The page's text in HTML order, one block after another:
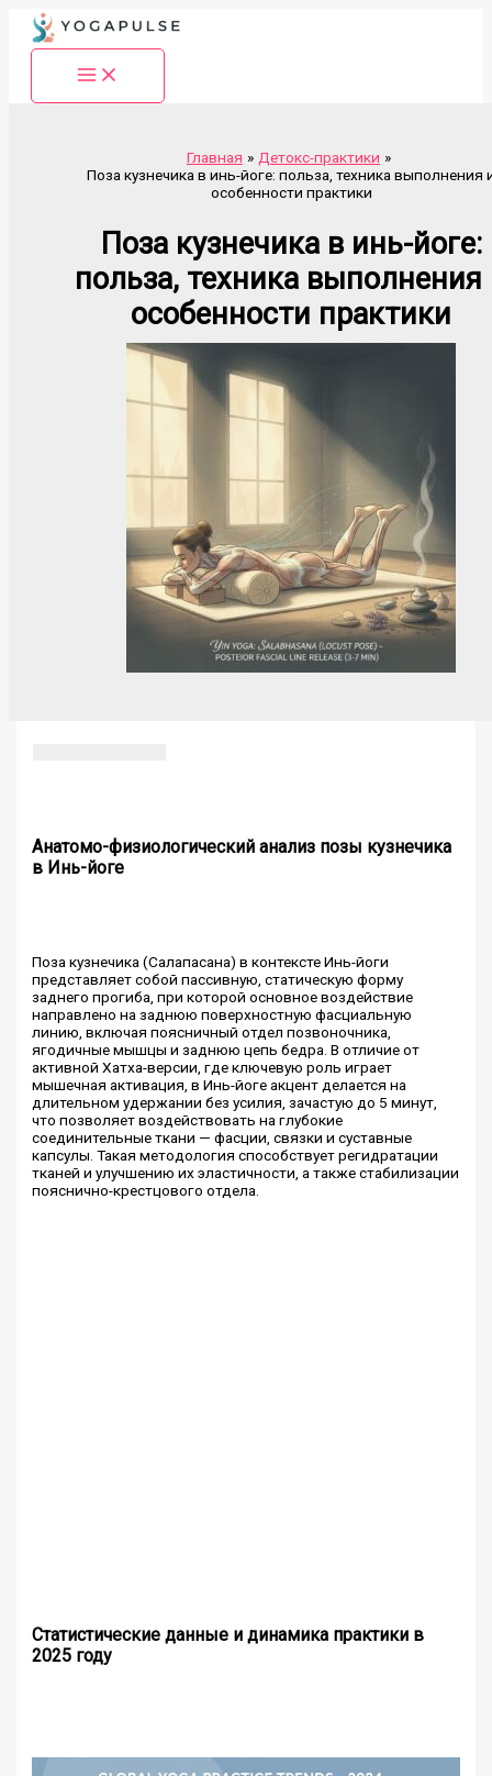
Перейти
содержимому
Главная
Детокс-практики
Поза кузнечика в инь-йоге: польза, техника выполнения
особенности практики
Поза кузнечика в инь-йоге:
польза, техника выполнения
особенности практики
Анатомо-физиологический анализ позы кузнечика
в Инь-йоге
Поза кузнечика (Салапасана) в контексте Инь-йоги
представляет собой пассивную, статическую форму
заднего прогиба, при которой основное воздействие
направлено на заднюю поверхностную фасциальную
линию, включая поясничный отдел позвоночника,
ягодичные мышцы и заднюю цепь бедра. В отличие от
активной Хатха-версии, где ключевую роль играет
мышечная активация, в Инь-йоге акцент делается на
длительном удержании без усилия, зачастую до 5 минут,
что позволяет воздействовать на глубокие
соединительные ткани — фасции, связки и суставные
капсулы. Такая методология способствует регидратации
тканей и улучшению их эластичности, а также стабилизации
пояснично-крестцового отдела.
Статистические данные и динамика практики в
2025 году